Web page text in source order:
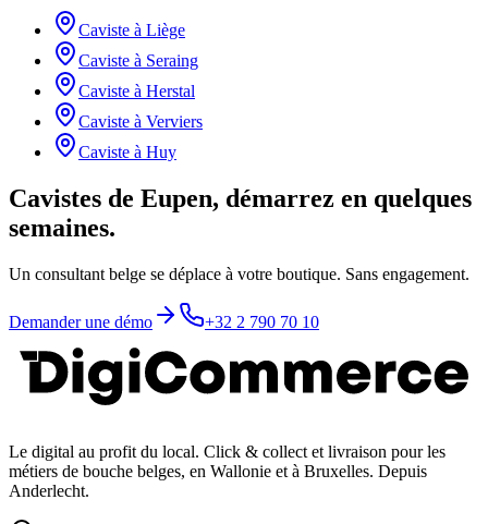
Caviste à Liège
Caviste à Seraing
Caviste à Herstal
Caviste à Verviers
Caviste à Huy
Cavistes de Eupen, démarrez en quelques
semaines.
Un consultant belge se déplace à votre boutique. Sans engagement.
Demander une démo +32 2 790 70 10
Le digital au profit du local. Click & collect et livraison pour les
métiers de bouche belges, en Wallonie et à Bruxelles. Depuis
Anderlecht.